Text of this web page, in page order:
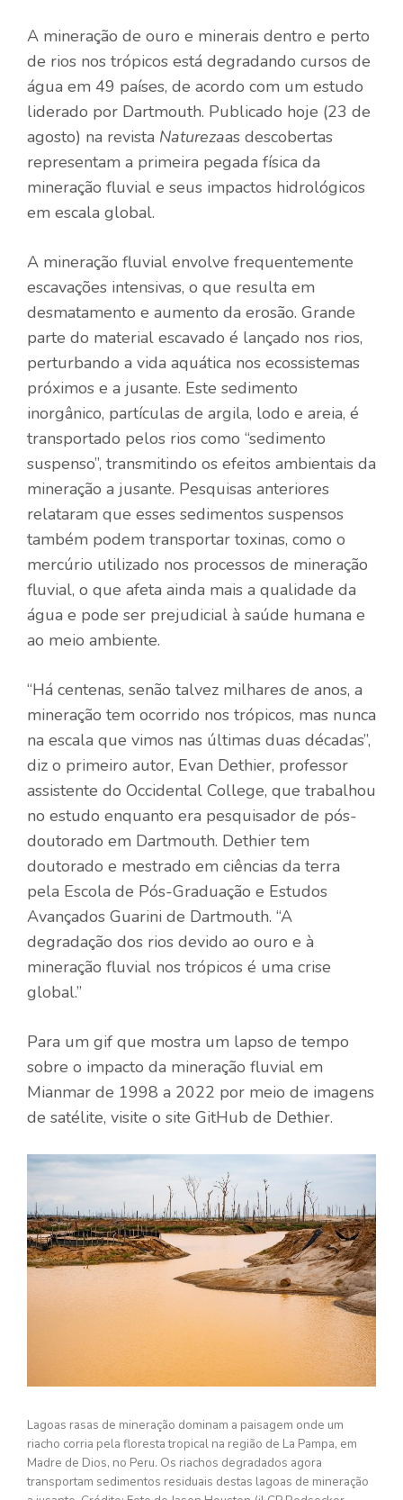
A mineração de ouro e minerais dentro e perto
de rios nos trópicos está degradando cursos de
água em 49 países, de acordo com um estudo
liderado por Dartmouth. Publicado hoje (23 de
agosto) na revista Naturezaas descobertas
representam a primeira pegada física da
mineração fluvial e seus impactos hidrológicos
em escala global.
A mineração fluvial envolve frequentemente
escavações intensivas, o que resulta em
desmatamento e aumento da erosão. Grande
parte do material escavado é lançado nos rios,
perturbando a vida aquática nos ecossistemas
próximos e a jusante. Este sedimento
inorgânico, partículas de argila, lodo e areia, é
transportado pelos rios como “sedimento
suspenso”, transmitindo os efeitos ambientais da
mineração a jusante. Pesquisas anteriores
relataram que esses sedimentos suspensos
também podem transportar toxinas, como o
mercúrio utilizado nos processos de mineração
fluvial, o que afeta ainda mais a qualidade da
água e pode ser prejudicial à saúde humana e
ao meio ambiente.
“Há centenas, senão talvez milhares de anos, a
mineração tem ocorrido nos trópicos, mas nunca
na escala que vimos nas últimas duas décadas”,
diz o primeiro autor, Evan Dethier, professor
assistente do Occidental College, que trabalhou
no estudo enquanto era pesquisador de pós-
doutorado em Dartmouth. Dethier tem
doutorado e mestrado em ciências da terra
pela Escola de Pós-Graduação e Estudos
Avançados Guarini de Dartmouth. “A
degradação dos rios devido ao ouro e à
mineração fluvial nos trópicos é uma crise
global.”
Para um gif que mostra um lapso de tempo
sobre o impacto da mineração fluvial em
Mianmar de 1998 a 2022 por meio de imagens
de satélite, visite o site GitHub de Dethier.
Lagoas rasas de mineração dominam a paisagem onde um
riacho corria pela floresta tropical na região de La Pampa, em
Madre de Dios, no Peru. Os riachos degradados agora
transportam sedimentos residuais destas lagoas de mineração